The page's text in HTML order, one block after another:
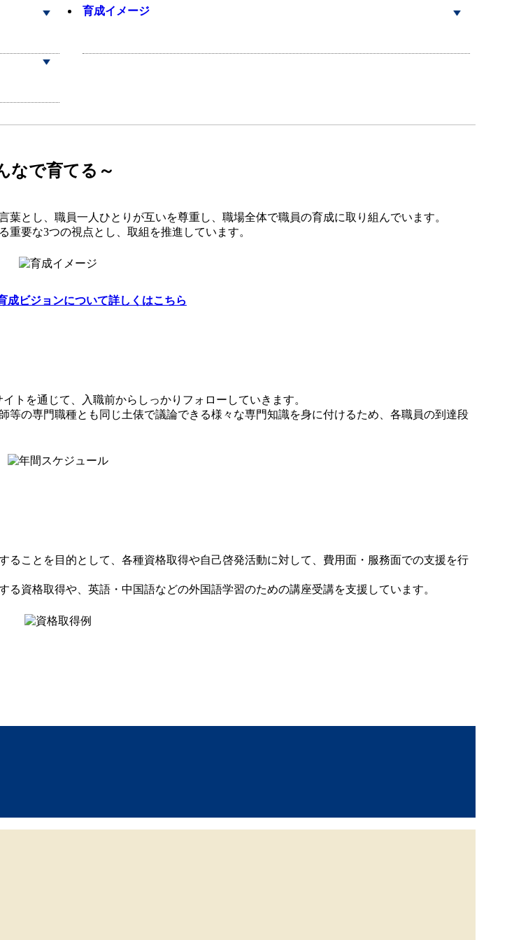
育成イメージ
なで育てる～
とし、職員一人ひとりが互いを尊重し、職場全体で職員の育成に取り組んでいます。
重要な3つの視点とし、取組を推進しています。
成ビジョンについて詳しくはこちら
トを通じて、入職前からしっかりフォローしていきます。
の専門職種とも同じ土俵で議論できる様々な専門知識を身に付けるため、各職員の到達段
ことを目的として、各種資格取得や自己啓発活動に対して、費用面・服務面での支援を行
資格取得や、英語・中国語などの外国語学習のための講座受講を支援しています。